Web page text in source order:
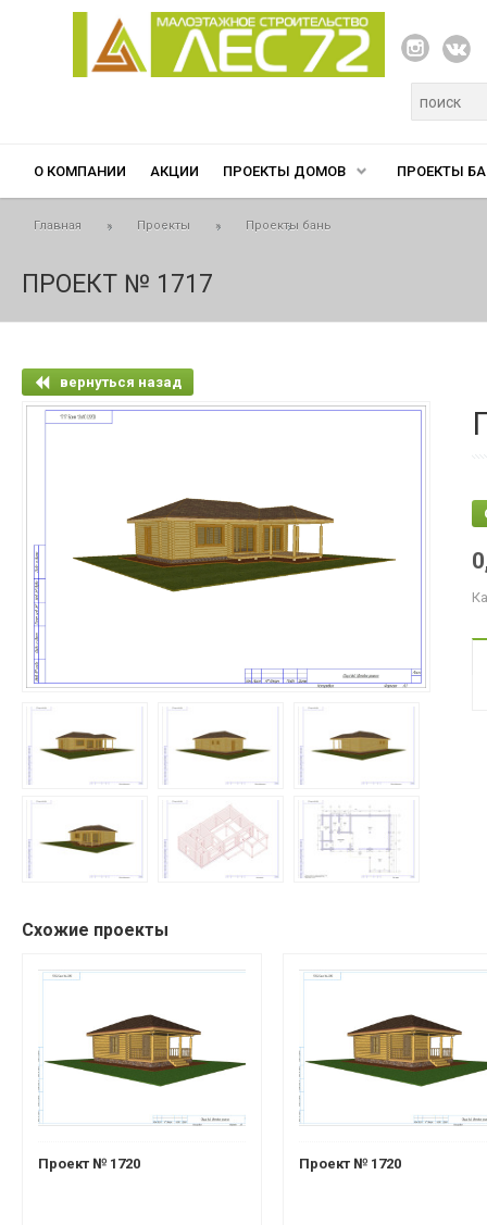
Перейти к основному содержанию
Форма
О КОМПАНИИ АКЦИИ ПРОЕКТЫ ДОМОВ ПРОЕКТЫ
Вы здесь
Главная » Проекты » Проекты бань
ПРОЕКТ № 1717
вернуться назад
Схожие проекты
Проект № 1720 Проект № 1720